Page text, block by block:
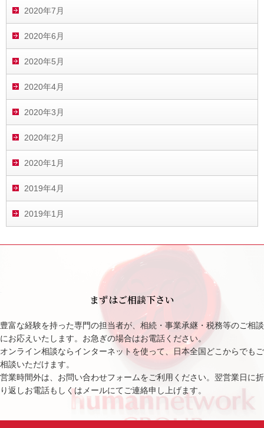
2020年7月
2020年6月
2020年5月
2020年4月
2020年3月
2020年2月
2020年1月
2019年4月
2019年1月
まずはご相談下さい
豊富な経験を持った専門の担当者が、相続・事業承継・税務等のご相談
にお応えいたします。お急ぎの場合はお電話ください。
オンライン相談ならインターネットを使って、日本全国どこからでもご
相談いただけます。
営業時間外は、お問い合わせフォームをご利用ください。翌営業日に折
り返しお電話もしくはメールにてご連絡申し上げます。